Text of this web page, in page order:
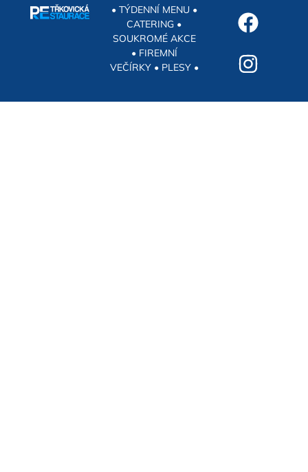
• TÝDENNÍ MENU •
CATERING •
SOUKROMÉ AKCE
• FIREMNÍ
VEČÍRKY • PLESY •